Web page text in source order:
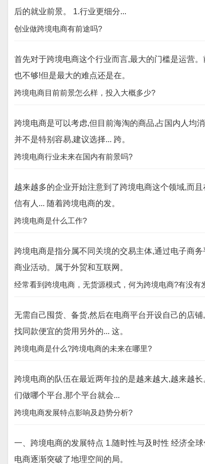
后的就业前景。 1.行业更细分...
创业做跨境电商有前途吗?
首先对于跨境电商这个行业而言,最大的门槛是运营
也不够!但是最大的难点还是在。
跨境电商目前前景怎么样，投入大概多少?
跨境电商是可以考虑,但目前海淘的商品,占国内人均
并不是特别容易,建议选择... 跨。
跨境电商行业未来在国内有前景吗?
越来越多的企业开始注意到了跨境电商这个领域,而
信有人... 随着跨境电商的发。
跨境电商是什么工作?
跨境电商是指分属不同关境的交易主体,通过电子商
商业活动。属于外贸和互联网。
经常看到跨境电商，无货源模式，何为跨境电商?有没有
无需自己囤货、备货,然后在电商平台开设自己的店
找同款便宜的货用另外的... 这。
跨境电商是什么?跨境电商的未来在哪里?
跨境电商的队伍在最近两年拉的是越来越大,越来越
们做哪个平台,那个平台就会...
跨境电商发展特点影响及趋势分析?
一、跨境电商的发展特点 1.随时性与及时性 经济全
电商逐渐突破了地理空间的局。